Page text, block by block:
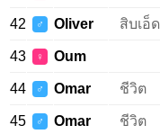
42 ♂ Oliver สิบเอ็ด
43 ♀ Oum
44 ♂ Omar ชีวิต
45 ♂ Omar ชีวิต